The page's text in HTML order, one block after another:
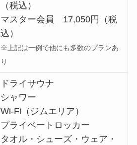
（税込）
マスター会員 17,050円（税
込）
※上記は一例で他にも多数のプランあ
り
ドライサウナ
シャワー
Wi-Fi（ジムエリア）
プライベートロッカー
タオル・シューズ・ウェア・